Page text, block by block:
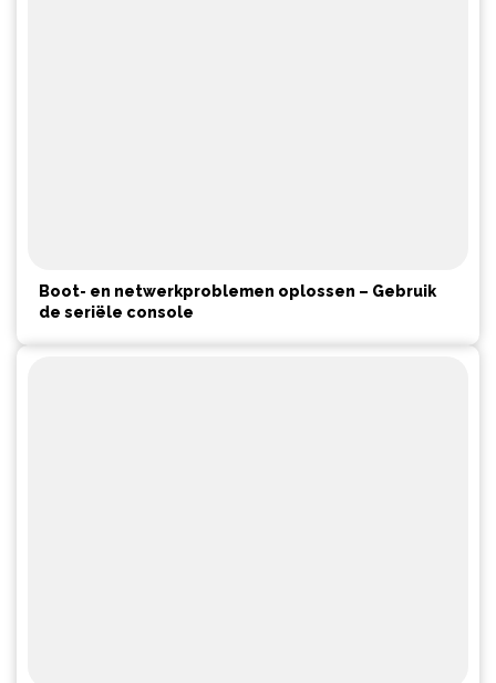
Boot- en netwerkproblemen oplossen – Gebruik
de seriële console